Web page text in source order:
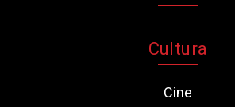
Cultura
Cine